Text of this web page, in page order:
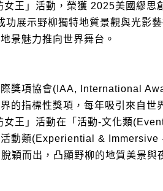
女王」活動，榮獲 2025美國繆
功展示野柳獨特地質景觀與光影
景魅力推向世界舞台。
獎項協會(IAA, International
的指標性獎項，每年吸引來自世
女王」活動在「活動-文化類
活動類(Experiential &
穎而出，凸顯野柳的地質美景與